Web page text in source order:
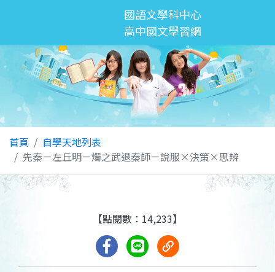
國語文學科中心
高中國文學習網
首頁
自學天地列表
先秦－左丘明－燭之武退秦師－說服×決策×思辨
【點閱數：14,233】